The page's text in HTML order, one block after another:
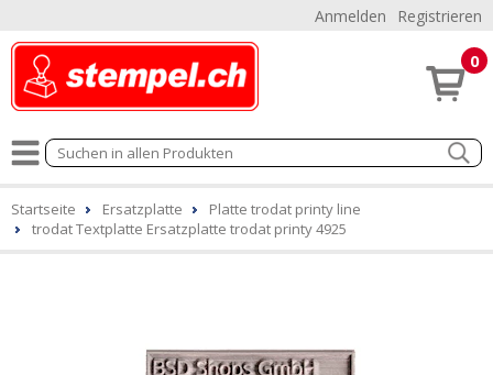
Anmelden Registrieren
0
Startseite Ersatzplatte
Platte trodat printy line
trodat Textplatte Ersatzplatte trodat printy 4925